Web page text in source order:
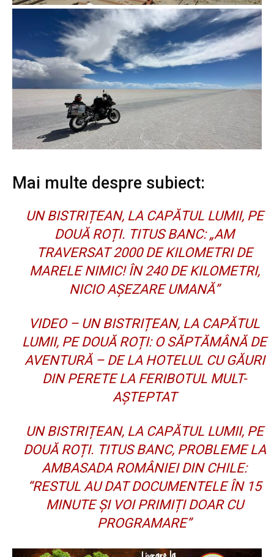
Mai multe despre subiect:
UN BISTRIȚEAN, LA CAPĂTUL LUMII, PE
DOUĂ ROȚI. TITUS BANC: „AM
TRAVERSAT 2000 DE KILOMETRI DE
MARELE NIMIC! ÎN 240 DE KILOMETRI,
NICIO AȘEZARE UMANĂ”
VIDEO – UN BISTRIȚEAN, LA CAPĂTUL
LUMII, PE DOUĂ ROȚI: O SĂPTĂMÂNĂ DE
AVENTURĂ – DE LA HOTELUL CU GĂURI
DIN PERETE LA FERIBOTUL MULT-
AȘTEPTAT
UN BISTRIȚEAN, LA CAPĂTUL LUMII, PE
DOUĂ ROȚI. TITUS BANC, PROBLEME LA
AMBASADA ROMÂNIEI DIN CHILE:
“RESTUL AU DAT DOCUMENTELE ÎN 15
MINUTE ȘI VOI PRIMIȚI DOAR CU
PROGRAMARE”